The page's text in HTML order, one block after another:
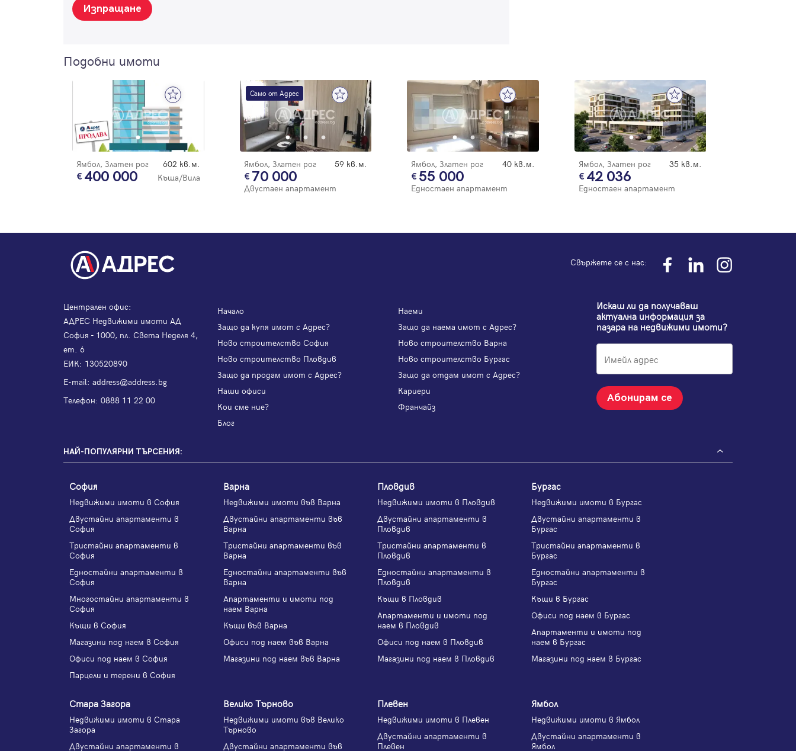
Изпращане
Подобни имоти
Ямбол, Златен рог 602 кв.м.
400 000 Къща/Вила
Само от Адрес
Ямбол, Златен рог 59 кв.м.
70 000
Двустаен апартамент
Ямбол, Златен рог 40 кв.м.
55 000
Едностаен апартамент
Ямбол, Златен рог 35 кв.м.
42 036
Едностаен апартамент
Свържете се с нас:
Централен офис:
АДРЕС Недвижими имоти АД
София - 1000, пл. Света Неделя 4,
ет. 6
ЕИК: 130520890
Е-mail: address@address.bg
Телефон: 0888 11 22 00
Начало
Наеми
Защо да купя имот с Адрес?
Защо да наема имот с Адрес?
Ново строителство София
Ново строителство Варна
Ново строителство Пловдив
Ново строителство Бургас
Защо да продам имот с Адрес?
Защо да отдам имот с Адрес?
Наши офиси
Кариери
Кои сме ние?
Франчайз
Блог
Искаш ли да получаваш
актуална информация за
пазара на недвижими имоти?
Абонирам се
НАЙ-ПОПУЛЯРНИ ТЪРСЕНИЯ:
София
Недвижими имоти в София
Двустайни апартаменти в
София
Тристайни апартаменти в
София
Едностайни апартаменти в
София
Многостайни апартаменти в
София
Къщи в София
Магазини под наем в София
Офиси под наем в София
Парцели и терени в София
Варна
Недвижими имоти във Варна
Двустайни апартаменти във
Варна
Тристайни апартаменти във
Варна
Едностайни апартаменти във
Варна
Апартаменти и имоти под
наем Варна
Къщи във Варна
Офиси под наем във Варна
Магазини под наем във Варна
Пловдив
Недвижими имоти в Пловдив
Двустайни апартаменти в
Пловдив
Тристайни апартаменти в
Пловдив
Едностайни апартаменти в
Пловдив
Къщи в Пловдив
Апартаменти и имоти под
наем в Пловдив
Офиси под наем в Пловдив
Магазини под наем в Пловдив
Бургас
Недвижими имоти в Бургас
Двустайни апартаменти в
Бургас
Тристайни апартаменти в
Бургас
Едностайни апартаменти в
Бургас
Къщи в Бургас
Офиси под наем в Бургас
Апартаменти и имоти под
наем в Бургас
Магазини под наем в Бургас
Стара Загора
Недвижими имоти в Стара
Загора
Двустайни апартаменти в
Велико Търново
Недвижими имоти във Велико
Търново
Двустайни апартаменти във
Плевен
Недвижими имоти в Плевен
Двустайни апартаменти в
Плевен
Ямбол
Недвижими имоти в Ямбол
Двустайни апартаменти в
Ямбол